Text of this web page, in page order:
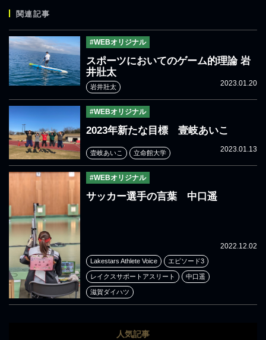
関連記事
#WEBオリジナル
スポーツにおいてのゲーム的理論 岩
井壯太
2023.01.20
岩井壯太
#WEBオリジナル
2023年新たな目標 壹岐あいこ
2023.01.13
壹岐あいこ 立命館大学
#WEBオリジナル
サッカー選手の言葉 中口遥
2022.12.02
Lakestars Athlete Voice エピソード3
レイクスサポートアスリート 中口遥
滋賀ダイハツ
人気記事